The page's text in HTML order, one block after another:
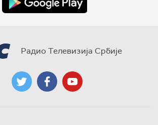
Радио Телевизија Србије